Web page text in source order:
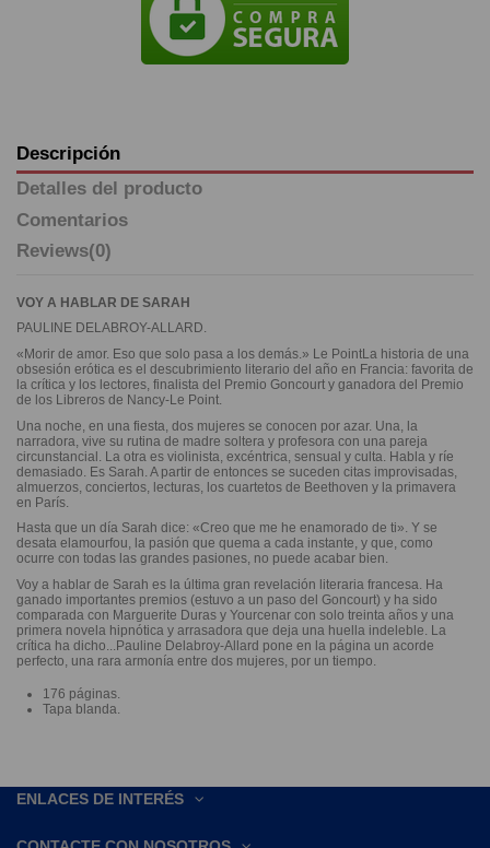
Descripción
Detalles del producto
Comentarios
Reviews(0)
VOY A HABLAR DE SARAH
PAULINE DELABROY-ALLARD.
«Morir de amor. Eso que solo pasa a los demás.» Le PointLa historia de una
obsesión erótica es el descubrimiento literario del año en Francia: favorita de
la crítica y los lectores, finalista del Premio Goncourt y ganadora del Premio
de los Libreros de Nancy-Le Point.
Una noche, en una fiesta, dos mujeres se conocen por azar. Una, la
narradora, vive su rutina de madre soltera y profesora con una pareja
circunstancial. La otra es violinista, excéntrica, sensual y culta. Habla y ríe
demasiado. Es Sarah. A partir de entonces se suceden citas improvisadas,
almuerzos, conciertos, lecturas, los cuartetos de Beethoven y la primavera
en París.
Hasta que un día Sarah dice: «Creo que me he enamorado de ti». Y se
desata elamourfou, la pasión que quema a cada instante, y que, como
ocurre con todas las grandes pasiones, no puede acabar bien.
Voy a hablar de Sarah es la última gran revelación literaria francesa. Ha
ganado importantes premios (estuvo a un paso del Goncourt) y ha sido
comparada con Marguerite Duras y Yourcenar con solo treinta años y una
primera novela hipnótica y arrasadora que deja una huella indeleble. La
crítica ha dicho...Pauline Delabroy-Allard pone en la página un acorde
perfecto, una rara armonía entre dos mujeres, por un tiempo.
176 páginas.
Tapa blanda.
ENLACES DE INTERÉS